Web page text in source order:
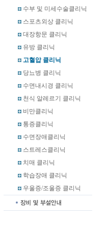
수부 및 미세수술클리닉
스포츠외상 클리닉
대장항문 클리닉
유방 클리닉
고혈압 클리닉
당뇨병 클리닉
수면내시경 클리닉
천식 알레르기 클리닉
비만클리닉
통증클리닉
수면장애클리닉
스트레스클리닉
치매 클리닉
학습장애 클리닉
우울증/조울증 클리닉